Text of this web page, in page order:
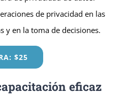
de privacidad en las
y en la toma de decisiones.
$25
eficaz